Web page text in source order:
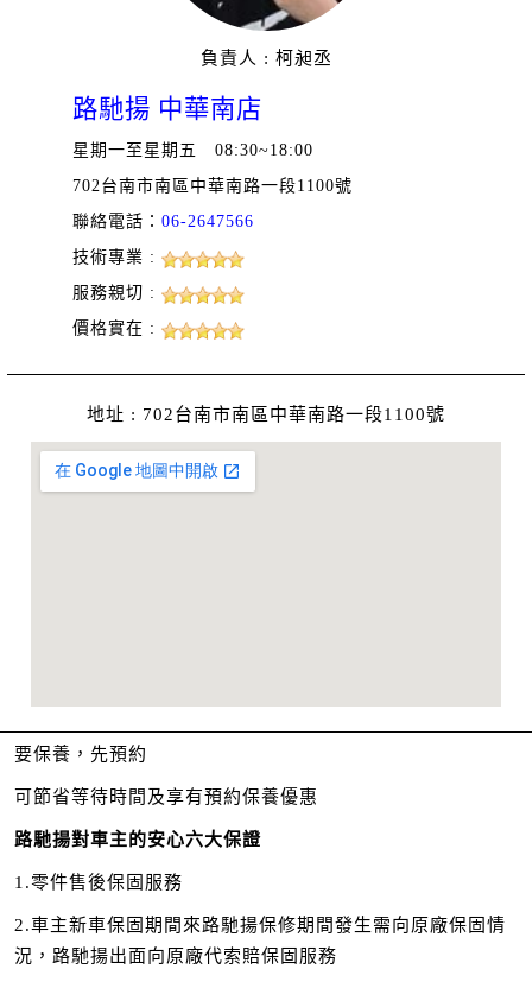
負責人 : 柯昶丞
路馳揚 中華南店
星期一至星期五 08:30~18:00
702台南市南區中華南路一段1100號
聯絡電話： 06-2647566
技術專業 :
服務親切 :
價格實在 :
地址 : 702台南市南區中華南路一段1100號
要保養，先預約
可節省等待時間及享有預約保養優惠
路馳揚對車主的安心六大保證
1.零件售後保固服務
2.車主新車保固期間來路馳揚保修期間發生需向原廠保固情
況，路馳揚出面向原廠代索賠保固服務